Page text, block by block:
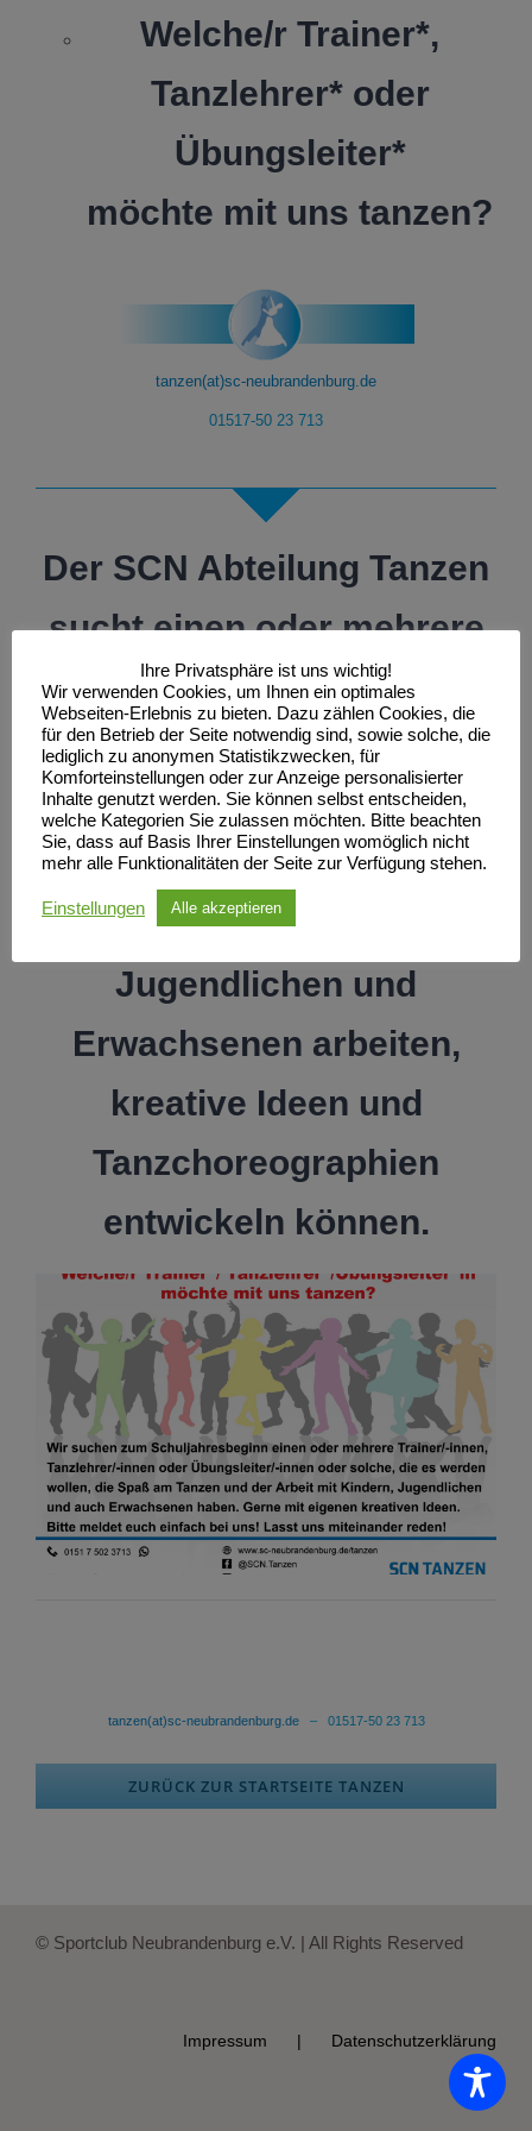
Welche/r Trainer*,
Tanzlehrer* oder
Übungsleiter*
möchte mit uns tanzen?
tanzen(at)sc-neubrandenburg.de
01517-50 23 713
Der SCN Abteilung Tanzen
sucht einen oder mehrere
Trainer*, Tanzlehrer* oder
Übungsleiter*.
Sie sollten Spaß am
Tanzen haben,
gerne mit Kindern,
Jugendlichen und
Erwachsenen arbeiten,
kreative Ideen und
Tanzchoreographien
entwickeln können.
tanzen(at)sc-neubrandenburg.de– 01517-50 23 713
ZURÜCK ZUR STARTSEITE TANZEN
© Sportclub Neubrandenburg e.V. | All Rights Reserved
Impressum Datenschutzerklärung
Ihre Privatsphäre ist uns wichtig!
Wir verwenden Cookies, um Ihnen ein optimales
Webseiten-Erlebnis zu bieten. Dazu zählen Cookies, die
für den Betrieb der Seite notwendig sind, sowie solche, die
lediglich zu anonymen Statistikzwecken, für
Komforteinstellungen oder zur Anzeige personalisierter
Inhalte genutzt werden. Sie können selbst entscheiden,
welche Kategorien Sie zulassen möchten. Bitte beachten
Sie, dass auf Basis Ihrer Einstellungen womöglich nicht
mehr alle Funktionalitäten der Seite zur Verfügung stehen.
Einstellungen Alle akzeptieren